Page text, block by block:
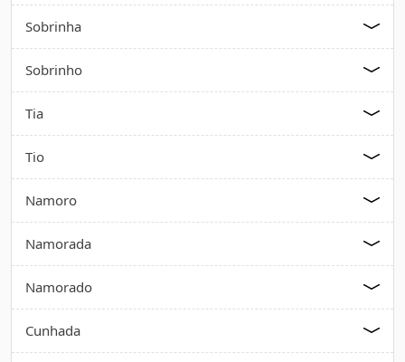
Sobrinha
Sobrinho
Tia
Tio
Namoro
Namorada
Namorado
Cunhada